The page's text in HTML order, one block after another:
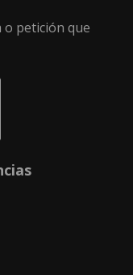
o petición que